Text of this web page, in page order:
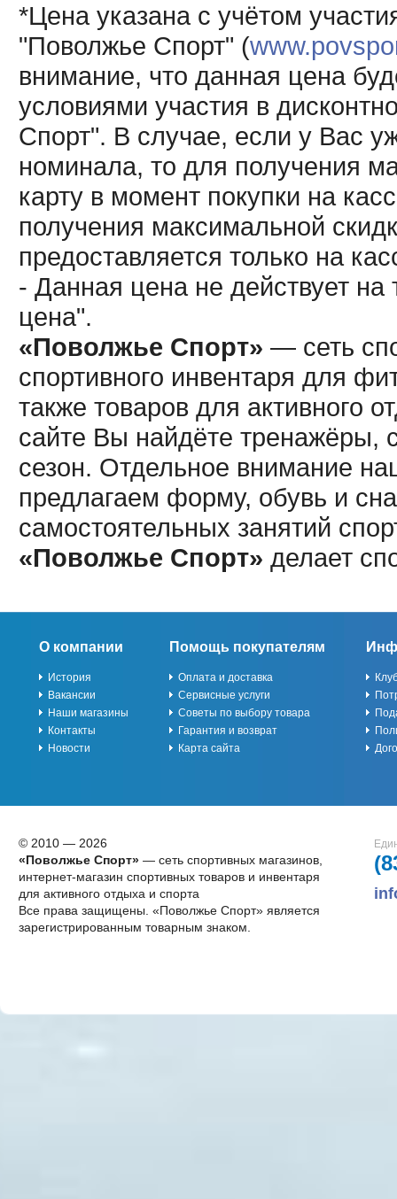
*Цена указана с учётом
"Поволжье Спорт" (
внимание, что данная цена
условиями участия в
Спорт". В случае, если у Вас
номинала, то для получения
карту в момент покупки на
получения максимальной
предоставляется только на
- Данная цена не действует
цена".
«Поволжье Спорт» — сеть
спортивного инвентаря для
также товаров для активного
сайте Вы найдёте тренажёры,
сезон. Отдельное внимание
предлагаем форму, обувь и
самостоятельных занятий
«Поволжье Спорт» делает
О компании
История
Вакансии
Наши магазины
Контакты
Новости
Помощь покупателям
Оплата и доставка
Сервисные услуги
Советы по выбору товара
Гарантия и возврат
Карта сайта
© 2010 — 2026
«Поволжье Спорт»— сеть спортивных магазинов,
интернет-магазин спортивных товаров и инвентаря
для активного отдыха и спорта
Все права защищены. «Поволжье Спорт» является
зарегистрированным товарным знаком.